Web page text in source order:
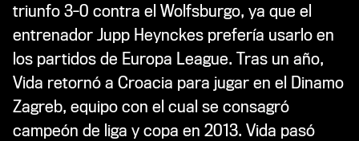
triunfo 3-0 contra el Wolfsburgo, ya que el
entrenador Jupp Heynckes prefería usarlo en
los partidos de Europa League. Tras un año,
Vida retornó a Croacia para jugar en el Dinamo
Zagreb, equipo con el cual se consagró
campeón de liga y copa en 2013. Vida pasó